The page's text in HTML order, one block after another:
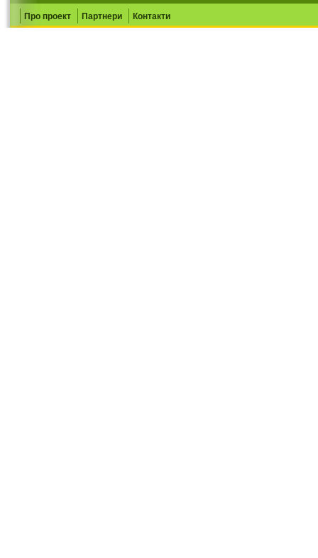
Про проект Партнери Контакти